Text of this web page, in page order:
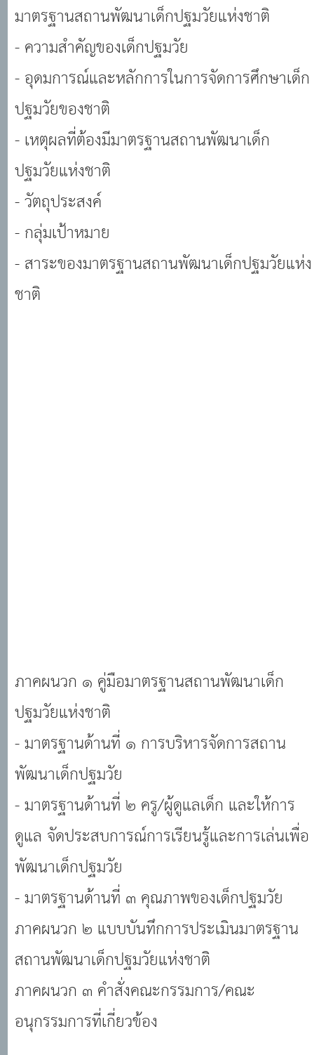
มาตรฐานสถานพัฒนาเด็กปฐมวัยแห่งชาติ
- ความสำคัญของเด็กปฐมวัย
- อุดมการณ์และหลักการในการจัดการศึกษาเด็ก
ปฐมวัยของชาติ
- เหตุผลที่ต้องมีมาตรฐานสถานพัฒนาเด็ก
ปฐมวัยแห่งชาติ
- วัตถุประสงค์
- กลุ่มเป้าหมาย
- สาระของมาตรฐานสถานพัฒนาเด็กปฐมวัยแห่ง
ชาติ
ภาคผนวก ๑ คู่มือมาตรฐานสถานพัฒนาเด็ก
ปฐมวัยแห่งชาติ
- มาตรฐานด้านที่ ๑ การบริหารจัดการสถาน
พัฒนาเด็กปฐมวัย
- มาตรฐานด้านที่ ๒ ครู/ผู้ดูแลเด็ก และให้การ
ดูแล จัดประสบการณ์การเรียนรู้และการเล่นเพื่อ
พัฒนาเด็กปฐมวัย
- มาตรฐานด้านที่ ๓ คุณภาพของเด็กปฐมวัย
ภาคผนวก ๒ แบบบันทึกการประเมินมาตรฐาน
สถานพัฒนาเด็กปฐมวัยแห่งชาติ
ภาคผนวก ๓ คำสั่งคณะกรรมการ/คณะ
อนุกรรมการที่เกี่ยวข้อง